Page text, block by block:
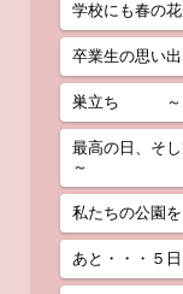
学校にも春の花
卒業生の思
巣立ち ～お
最高の日、そ
～
私たちの公園
あと・・・５